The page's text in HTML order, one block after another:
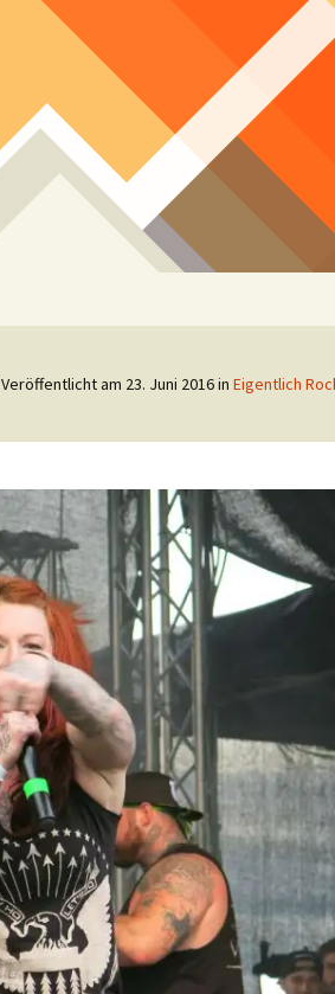
Veröffentlicht am 23. Juni 2016in Eigentlich